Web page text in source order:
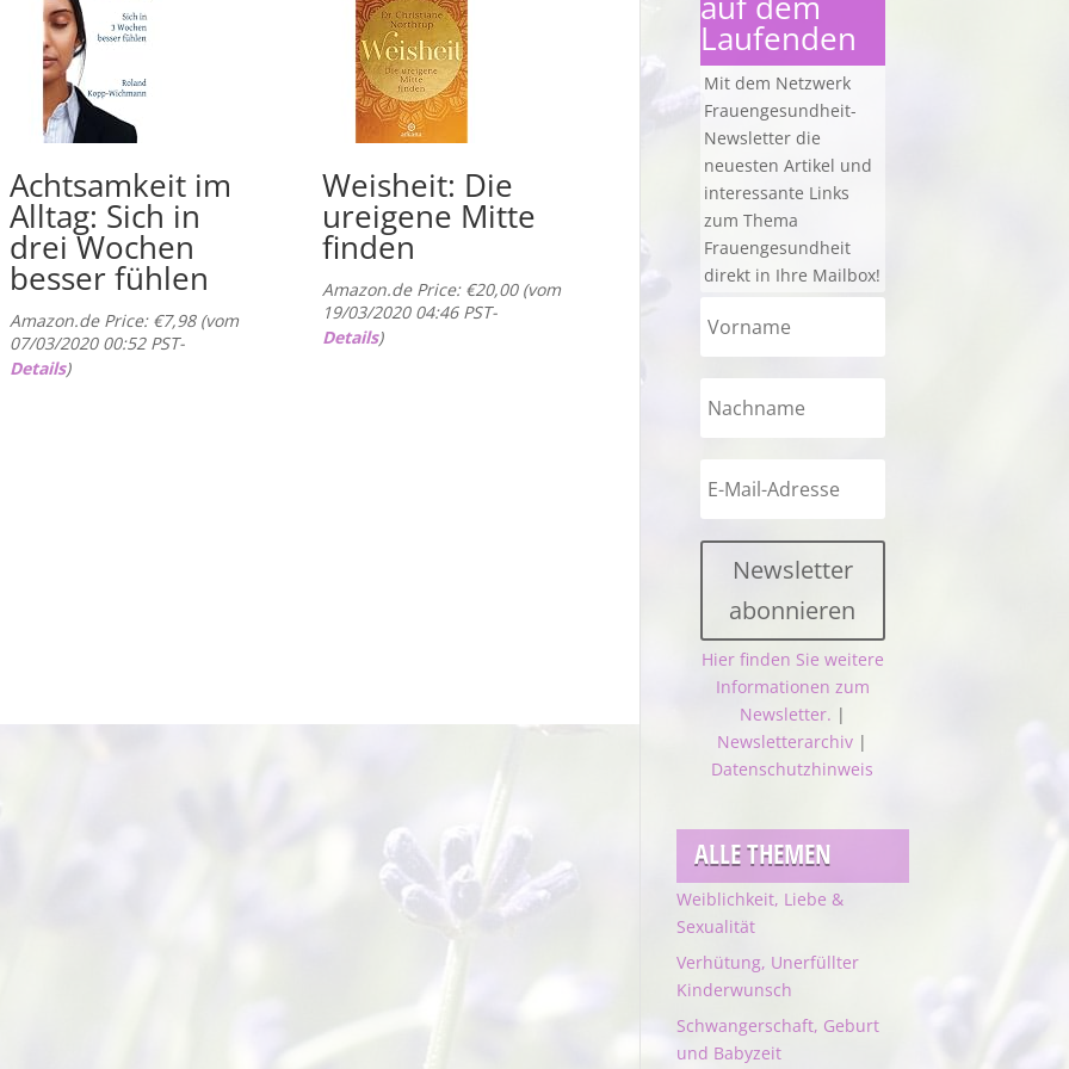
Achtsamkeit im
Alltag: Sich in
drei Wochen
besser fühlen
Amazon.de Price: €7,98(vom
07/03/2020 00:52 PST-
Details)
Weisheit: Die
ureigene Mitte
finden
Amazon.de Price: €20,00(vom
19/03/2020 04:46 PST-
Details)
Laufenden
Mit dem Netzwerk
Frauengesundheit-
Newsletter die
neuesten Artikel und
interessante Links
zum Thema
Frauengesundheit
direkt in Ihre Mailbox!
Newsletter
abonnieren
Hier finden Sie weitere
Informationen zum
Newsletter. |
Newsletterarchiv |
Datenschutzhinweis
ALLE THEMEN
Weiblichkeit, Liebe &
Sexualität
Verhütung, Unerfüllter
Kinderwunsch
Schwangerschaft, Geburt
und Babyzeit